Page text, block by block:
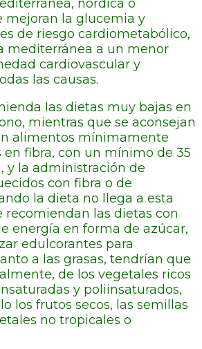
nórdica o
mejoran la glucemia y
de riesgo cardiometabólico,
mediterránea a un menor
cardiovascular y
las causas.
las dietas muy bajas en
mientras que se aconsejan
alimentos mínimamente
en fibra, con un mínimo de 35
y la administración de
con fibra o de
la dieta no llega a esta
recomiendan las dietas con
energía en forma de azúcar,
edulcorantes para
a las grasas, tendrían que
de los vegetales ricos
y poliinsaturados,
los frutos secos, las semillas
no tropicales o